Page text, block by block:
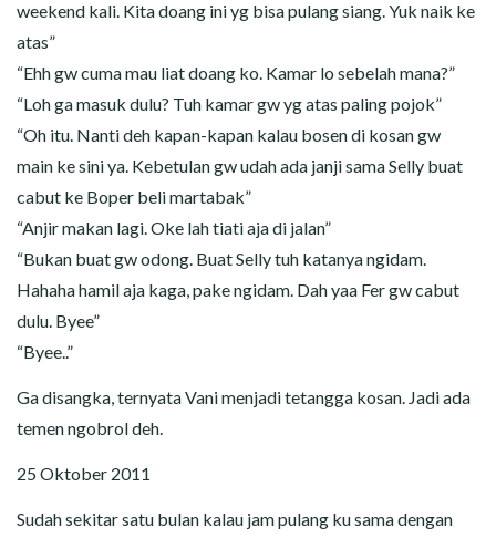
weekend kali. Kita doang ini yg bisa pulang siang. Yuk naik ke
atas”
“Ehh gw cuma mau liat doang ko. Kamar lo sebelah mana?”
“Loh ga masuk dulu? Tuh kamar gw yg atas paling pojok”
“Oh itu. Nanti deh kapan-kapan kalau bosen di kosan gw
main ke sini ya. Kebetulan gw udah ada janji sama Selly buat
cabut ke Boper beli martabak”
“Anjir makan lagi. Oke lah tiati aja di jalan”
“Bukan buat gw odong. Buat Selly tuh katanya ngidam.
Hahaha hamil aja kaga, pake ngidam. Dah yaa Fer gw cabut
dulu. Byee”
“Byee..”
Ga disangka, ternyata Vani menjadi tetangga kosan. Jadi ada
temen ngobrol deh.
25 Oktober 2011
Sudah sekitar satu bulan kalau jam pulang ku sama dengan